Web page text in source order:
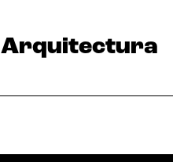
Arquitectura